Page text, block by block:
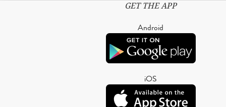
GET THE APP
Android
iOS